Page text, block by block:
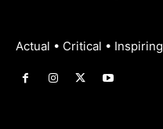
Actual • Critical • Inspiring